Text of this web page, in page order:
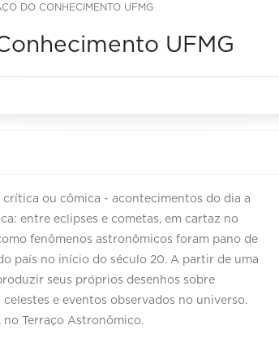
DO CONHECIMENTO UFMG
UFMG
ou cômica - acontecimentos do dia a
entre eclipses e cometas, em cartaz no
fenômenos astronômicos foram pano de
país no início do século 20. A partir de uma
seus próprios desenhos sobre
e eventos observados no universo.
no Terraço Astronômico.